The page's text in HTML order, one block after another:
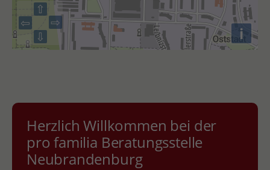
⇧
⇨
⇦
⇩
i
Herzlich Willkommen bei der
pro familia Beratungsstelle
Neubrandenburg